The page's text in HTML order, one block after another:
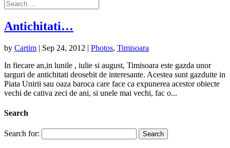
Antichitati…
by Cartim | Sep 24, 2012 | Photos, Timisoara
In fiecare an,in lunile , iulie si august, Timisoara este gazda unor
targuri de antichitati deosebit de interesante. Acestea sunt gazduite in
Piata Unirii sau oaza baroca care face ca expunerea acestor obiecte
vechi de cativa zeci de ani, si unele mai vechi, fac o...
Search
Search for: